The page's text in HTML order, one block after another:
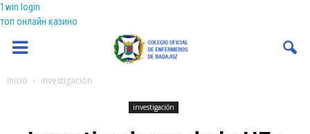
1win login
топ онлайн казино
Coenfeba
Inicio investigación
investigación